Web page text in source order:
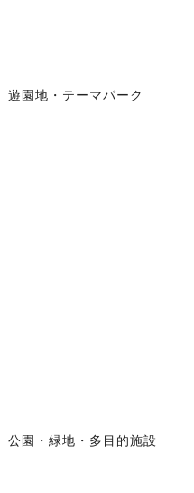
遊園地・テーマパーク
公園・緑地・多目的施設